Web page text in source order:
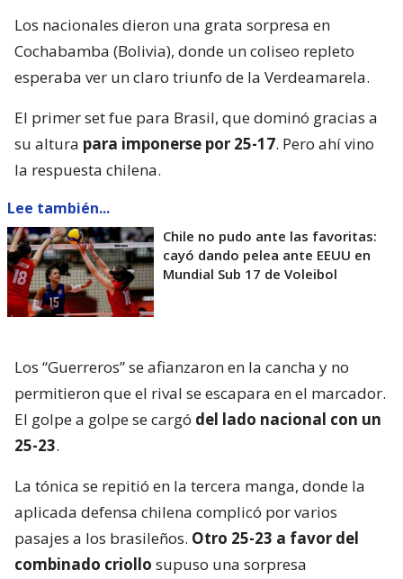
Los nacionales dieron una grata sorpresa en
Cochabamba (Bolivia), donde un coliseo repleto
esperaba ver un claro triunfo de la Verdeamarela.
El primer set fue para Brasil, que dominó gracias a
su altura para imponerse por 25-17. Pero ahí vino
la respuesta chilena.
Lee también...
Chile no pudo ante las favoritas:
cayó dando pelea ante EEUU en
Mundial Sub 17 de Voleibol
Los “Guerreros” se afianzaron en la cancha y no
permitieron que el rival se escapara en el marcador.
El golpe a golpe se cargó del lado nacional con un
25-23.
La tónica se repitió en la tercera manga, donde la
aplicada defensa chilena complicó por varios
pasajes a los brasileños. Otro 25-23 a favor del
combinado criollo supuso una sorpresa